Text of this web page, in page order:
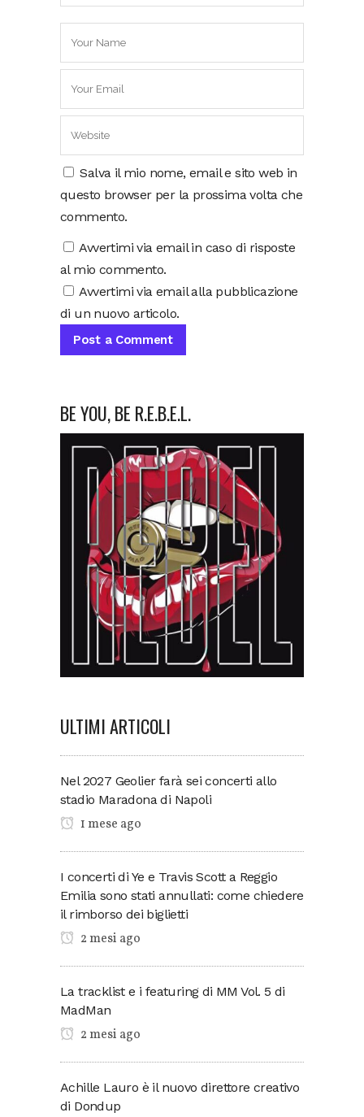
Salva il mio nome, email e sito web in
questo browser per la prossima volta che
commento.
Avvertimi via email in caso di risposte
al mio commento.
Avvertimi via email alla pubblicazione
di un nuovo articolo.
BE YOU, BE R.E.B.E.L.
ULTIMI ARTICOLI
Nel 2027 Geolier farà sei concerti allo
stadio Maradona di Napoli
1 mese ago
I concerti di Ye e Travis Scott a Reggio
Emilia sono stati annullati: come chiedere
il rimborso dei biglietti
2 mesi ago
La tracklist e i featuring di MM Vol. 5 di
MadMan
2 mesi ago
Achille Lauro è il nuovo direttore creativo
di Dondup